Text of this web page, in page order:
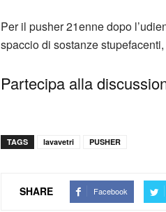
Per il pusher 21enne dopo
spaccio di sostanze
Partecipa alla
TAGS lavavetri PUSHER
SHARE Facebook